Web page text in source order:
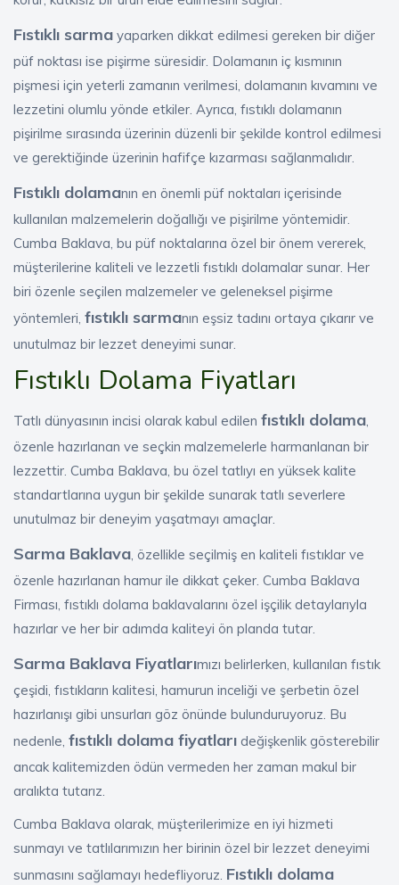
Fıstıklı sarma yaparken dikkat edilmesi gereken bir diğer
püf noktası ise pişirme süresidir. Dolamanın iç kısmının
pişmesi için yeterli zamanın verilmesi, dolamanın kıvamını ve
lezzetini olumlu yönde etkiler. Ayrıca, fıstıklı dolamanın
pişirilme sırasında üzerinin düzenli bir şekilde kontrol edilmesi
ve gerektiğinde üzerinin hafifçe kızarması sağlanmalıdır.
Fıstıklı dolamanın en önemli püf noktaları içerisinde
kullanılan malzemelerin doğallığı ve pişirilme yöntemidir.
Cumba Baklava, bu püf noktalarına özel bir önem vererek,
müşterilerine kaliteli ve lezzetli fıstıklı dolamalar sunar. Her
biri özenle seçilen malzemeler ve geleneksel pişirme
yöntemleri, fıstıklı sarmanın eşsiz tadını ortaya çıkarır ve
unutulmaz bir lezzet deneyimi sunar.
Fıstıklı Dolama Fiyatları
Tatlı dünyasının incisi olarak kabul edilen fıstıklı dolama,
özenle hazırlanan ve seçkin malzemelerle harmanlanan bir
lezzettir. Cumba Baklava, bu özel tatlıyı en yüksek kalite
standartlarına uygun bir şekilde sunarak tatlı severlere
unutulmaz bir deneyim yaşatmayı amaçlar.
Sarma Baklava, özellikle seçilmiş en kaliteli fıstıklar ve
özenle hazırlanan hamur ile dikkat çeker. Cumba Baklava
Firması, fıstıklı dolama baklavalarını özel işçilik detaylarıyla
hazırlar ve her bir adımda kaliteyi ön planda tutar.
Sarma Baklava Fiyatlarımızı belirlerken, kullanılan fıstık
çeşidi, fıstıkların kalitesi, hamurun inceliği ve şerbetin özel
hazırlanışı gibi unsurları göz önünde bulunduruyoruz. Bu
nedenle, fıstıklı dolama fiyatları değişkenlik gösterebilir
ancak kalitemizden ödün vermeden her zaman makul bir
aralıkta tutarız.
Cumba Baklava olarak, müşterilerimize en iyi hizmeti
sunmayı ve tatlılarımızın her birinin özel bir lezzet deneyimi
sunmasını sağlamayı hedefliyoruz. Fıstıklı dolama